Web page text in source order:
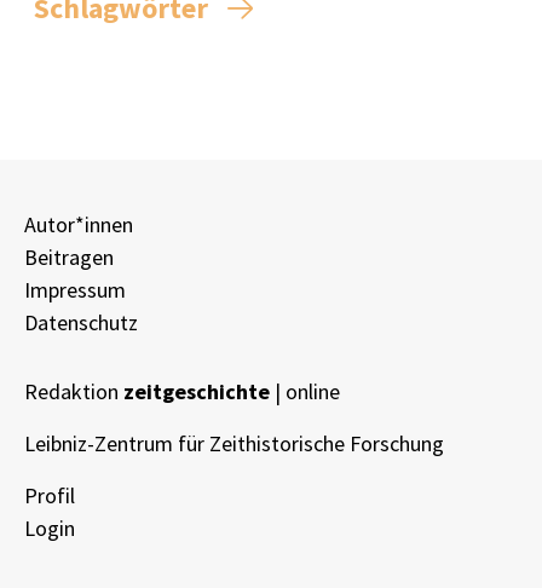
Schlagwörter
Autor*innen
Beitragen
Impressum
Datenschutz
Redaktion zeitgeschichte | online
Leibniz-Zentrum für Zeithistorische Forschung
Profil
Login